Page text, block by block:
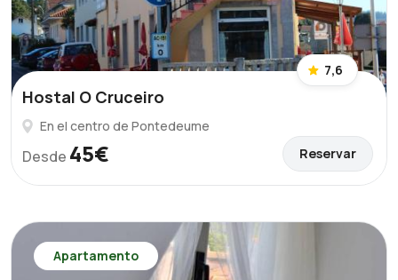
7,6
Hostal O Cruceiro
En el centro de Pontedeume
Desde 45€ Reservar
Apartamento